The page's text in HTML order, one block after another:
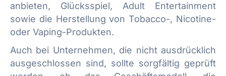
anbieten, Glücksspiel, Adult Entertainment
sowie die Herstellung von Tobacco-, Nicotine-
oder Vaping-Produkten.
Auch bei Unternehmen, die nicht ausdrücklich
ausgeschlossen sind, sollte sorgfältig geprüft